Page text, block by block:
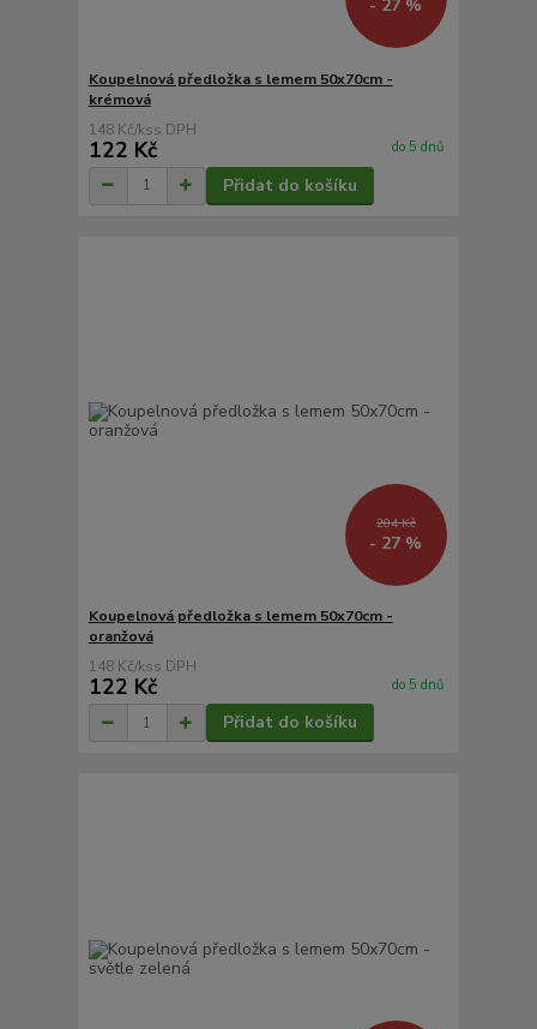
- 27 %
Koupelnová předložka s lemem 50x70cm -
krémová
148 Kč/ks
122 Kč do 5 dnů
Přidat do košíku
204 Kč
- 27 %
Koupelnová předložka s lemem 50x70cm -
oranžová
148 Kč/ks
122 Kč do 5 dnů
Přidat do košíku